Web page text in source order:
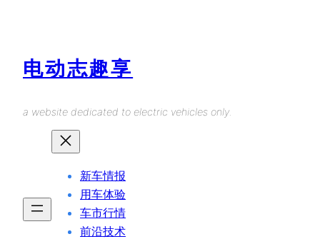
电动志趣享
a website dedicated to electric vehicles only.
新车情报
用车体验
车市行情
前沿技术